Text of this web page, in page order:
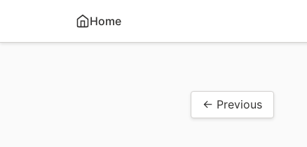
Home
← Previous